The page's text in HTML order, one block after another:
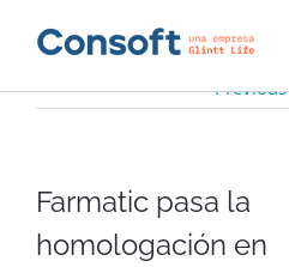
Previous
Farmatic pasa la
homologación en